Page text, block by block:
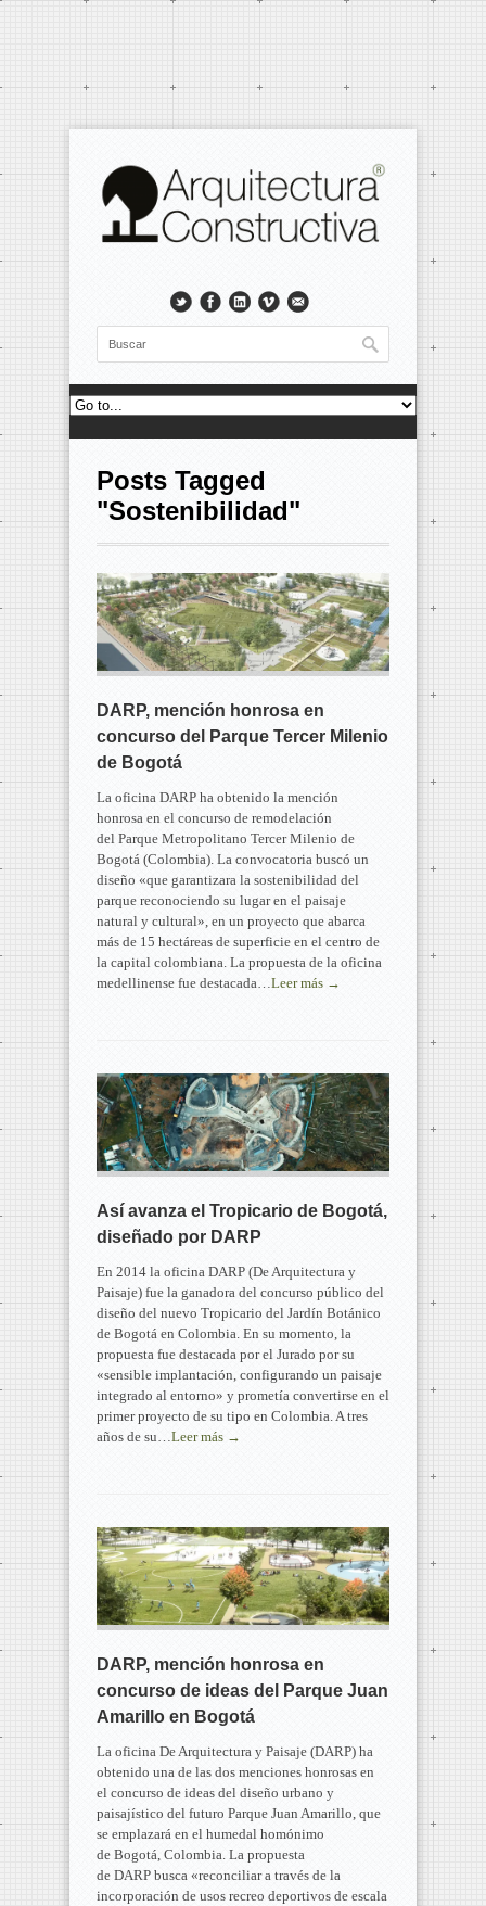
Posts Tagged
"Sostenibilidad"
DARP, mención honrosa en
concurso del Parque Tercer Milenio
de Bogotá
La oficina DARP ha obtenido la mención
honrosa en el concurso de remodelación
del Parque Metropolitano Tercer Milenio de
Bogotá (Colombia). La convocatoria buscó un
diseño «que garantizara la sostenibilidad del
parque reconociendo su lugar en el paisaje
natural y cultural», en un proyecto que abarca
más de 15 hectáreas de superficie en el centro de
la capital colombiana. La propuesta de la oficina
medellinense fue destacada… Leer más →
Así avanza el Tropicario de Bogotá,
diseñado por DARP
En 2014 la oficina DARP (De Arquitectura y
Paisaje) fue la ganadora del concurso público del
diseño del nuevo Tropicario del Jardín Botánico
de Bogotá en Colombia. En su momento, la
propuesta fue destacada por el Jurado por su
«sensible implantación, configurando un paisaje
integrado al entorno» y prometía convertirse en el
primer proyecto de su tipo en Colombia. A tres
años de su… Leer más →
DARP, mención honrosa en
concurso de ideas del Parque Juan
Amarillo en Bogotá
La oficina De Arquitectura y Paisaje (DARP) ha
obtenido una de las dos menciones honrosas en
el concurso de ideas del diseño urbano y
paisajístico del futuro Parque Juan Amarillo, que
se emplazará en el humedal homónimo
de Bogotá, Colombia. La propuesta
de DARP busca «reconciliar a través de la
incorporación de usos recreo deportivos de escala